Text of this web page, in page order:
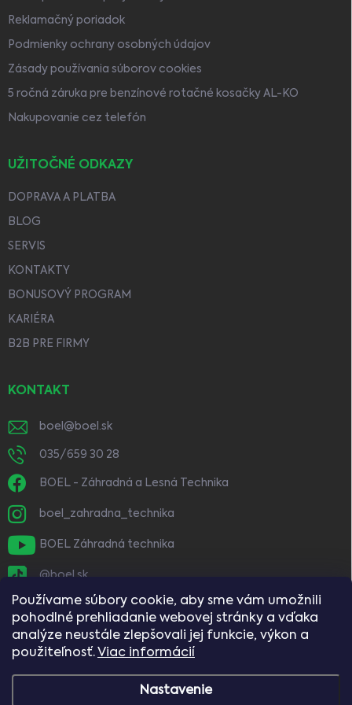
Používame súbory cookie, aby sme vám umožnili
pohodlné prehliadanie webovej stránky a vďaka
analýze neustále zlepšovali jej funkcie, výkon a
použiteľnosť. Viac informácií
Nastavenie
Reklamačný poriadok
Podmienky ochrany osobných údajov
Zásady používania súborov cookies
5 ročná záruka pre benzínové rotačné kosačky AL-KO
Nakupovanie cez telefón
UŽITOČNÉ ODKAZY
DOPRAVA A PLATBA
BLOG
SERVIS
KONTAKTY
BONUSOVÝ PROGRAM
KARIÉRA
B2B PRE FIRMY
KONTAKT
boel @ boel.sk
035/659 30 28
BOEL - Záhradná a Lesná Technika
boel_zahradna_technika
BOEL Záhradná technika
@boel.sk